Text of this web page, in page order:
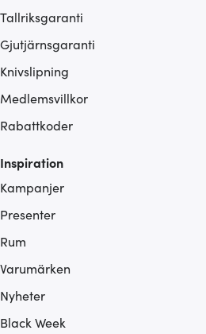
Tallriksgaranti
Gjutjärnsgaranti
Knivslipning
Medlemsvillkor
Rabattkoder
Inspiration
Kampanjer
Presenter
Rum
Varumärken
Nyheter
Black Week